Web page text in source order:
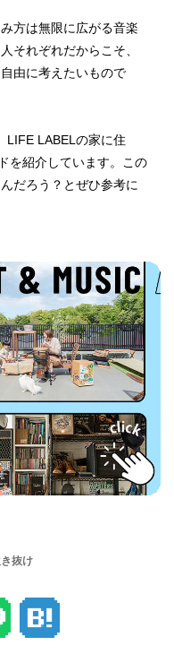
方は無限に広がる音楽
それぞれだからこそ、
由に考えたいもので
LIFE LABELの家に住
を紹介しています。この
だろう？とぜひ参考に
抜け